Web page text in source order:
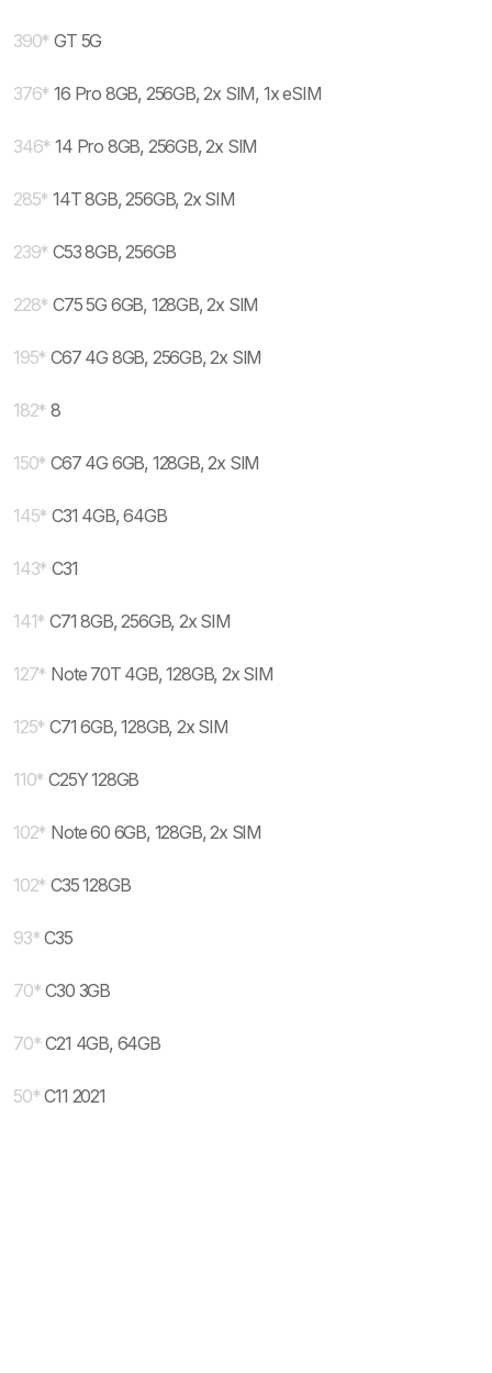
390* GT 5G
376* 16 Pro 8GB, 256GB, 2x SIM, 1x eSIM
346* 14 Pro 8GB, 256GB, 2x SIM
285* 14T 8GB, 256GB, 2x SIM
239* C53 8GB, 256GB
228* C75 5G 6GB, 128GB, 2x SIM
195* C67 4G 8GB, 256GB, 2x SIM
182* 8
150* C67 4G 6GB, 128GB, 2x SIM
145* C31 4GB, 64GB
143* C31
141* C71 8GB, 256GB, 2x SIM
127* Note 70T 4GB, 128GB, 2x SIM
125* C71 6GB, 128GB, 2x SIM
110* C25Y 128GB
102* Note 60 6GB, 128GB, 2x SIM
102* C35 128GB
93* C35
70* C30 3GB
70* C21 4GB, 64GB
50* C11 2021